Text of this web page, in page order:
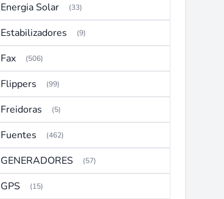
Energia Solar (33)
Estabilizadores (9)
Fax (506)
Flippers (99)
Freidoras (5)
Fuentes (462)
GENERADORES (57)
GPS (15)